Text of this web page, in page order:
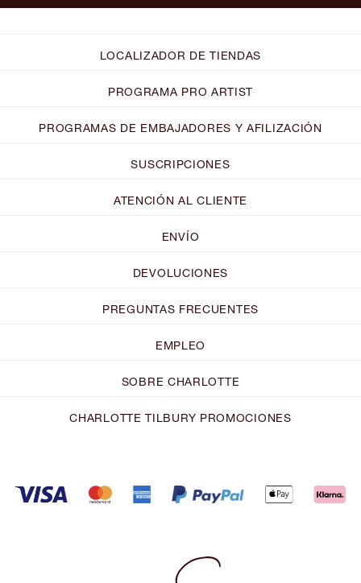
LOCALIZADOR DE TIENDAS
PROGRAMA PRO ARTIST
PROGRAMAS DE EMBAJADORES Y AFILIZACIÓN
SUSCRIPCIONES
ATENCIÓN AL CLIENTE
ENVÍO
DEVOLUCIONES
PREGUNTAS FRECUENTES
EMPLEO
SOBRE CHARLOTTE
CHARLOTTE TILBURY PROMOCIONES